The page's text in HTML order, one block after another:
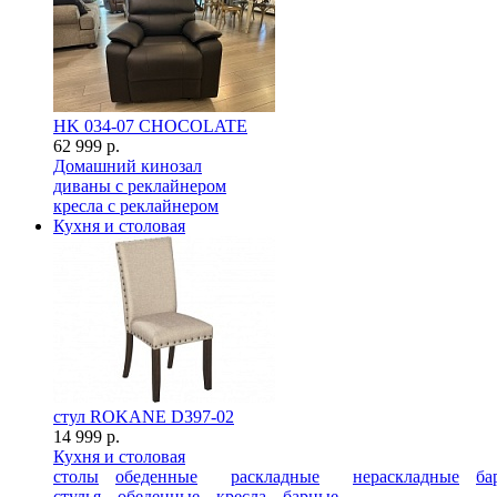
HK 034-07 CHOCOLATE
62 999 р.
Домашний кинозал
диваны с реклайнером
кресла с реклайнером
Кухня и столовая
стул ROKANE D397-02
14 999 р.
Кухня и столовая
столы
обеденные раскладные нераскладные